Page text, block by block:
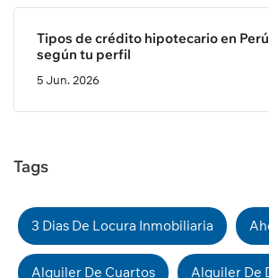
Tipos de crédito hipotecario en
según tu perfil
5 Jun. 2026
Tags
3 Dias De Locura Inmobiliaria
Alquiler De Cuartos Alquiler De